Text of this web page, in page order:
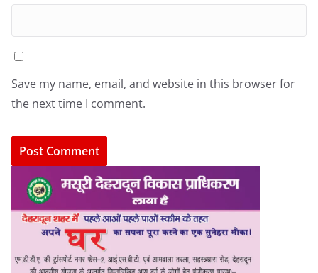
Save my name, email, and website in this browser for
the next time I comment.